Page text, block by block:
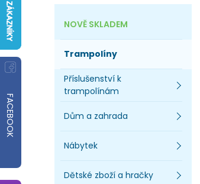
FACEBOOK
NOVĚ SKLADEM
Trampolíny
Příslušenství k
trampolínám
Dům a zahrada
Nábytek
Dětské zboží a hračky